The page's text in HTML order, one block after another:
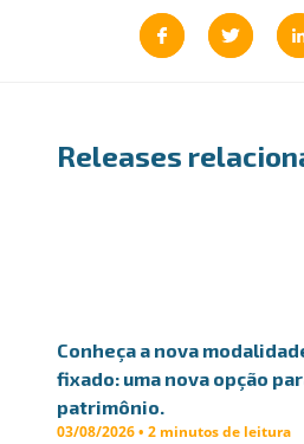
Releases
Conheça a nova
fixado: uma nova opção
patrimônio.
03/08/2026 • 2 minutos de leitura